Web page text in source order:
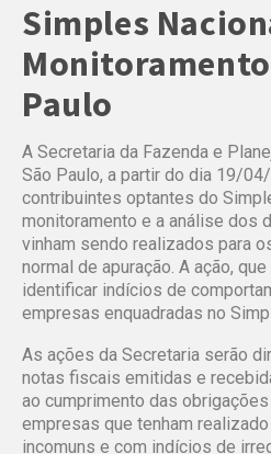
Simples
Monitoramento
Paulo
A Secretaria da Fazenda e
São Paulo, a partir do dia 19/
contribuintes optantes do
monitoramento e a análise dos
vinham sendo realizados para
normal de apuração. A ação,
identificar indícios de
empresas enquadradas no
As ações da Secretaria serão
notas fiscais emitidas e
ao cumprimento das
empresas que tenham
incomuns e com indícios de